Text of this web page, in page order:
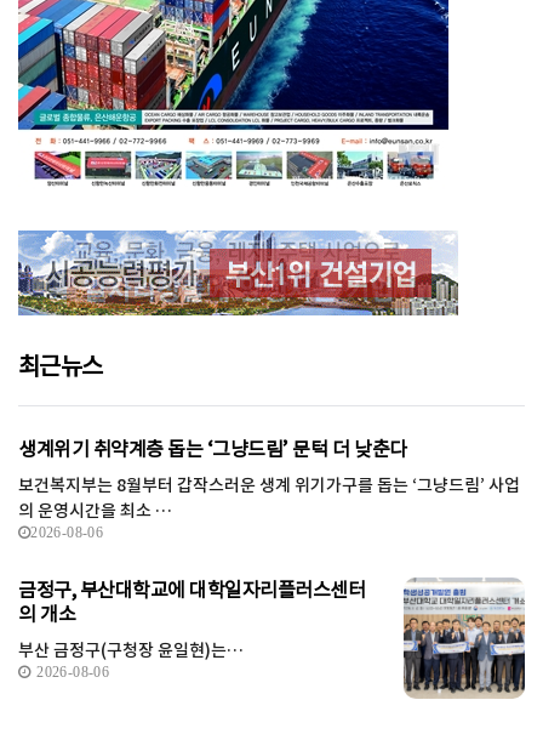
최근뉴스
생계위기 취약계층 돕는 ‘그냥드림’ 문턱 더 낮춘다
보건복지부는 8월부터 갑작스러운 생계 위기가구를 돕는 ‘그냥드림’ 사업
의 운영시간을 최소 …
2026-08-06
금정구, 부산대학교에 대학일자리플러스센터
의 개소
부산 금정구(구청장 윤일현)는…
2026-08-06